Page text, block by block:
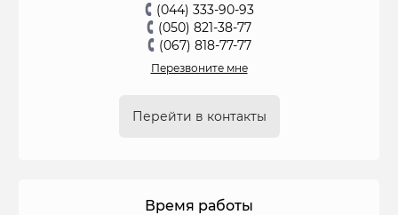
(044) 333-90-93
(050) 821-38-77
(067) 818-77-77
Перезвоните мне
Перейти в контакты
Время работы